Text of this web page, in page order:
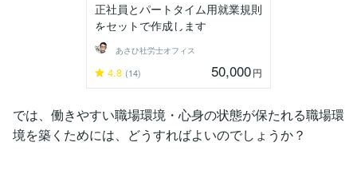
正社員とパートタイム用就業規則
をセットで作成します
あさひ社労士オフィス
4.8 (14) 50,000円
では、働きやすい職場環境・心身の状態が保たれる職場環
境を築くためには、どうすればよいのでしょうか？